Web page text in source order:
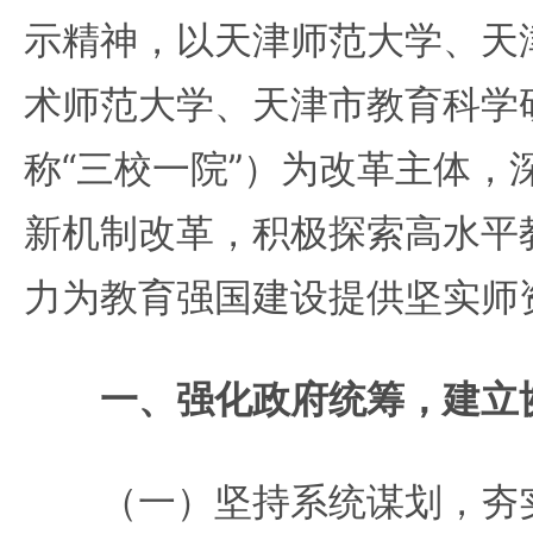
示精神，以天津师范大学、
术师范大学、天津市教育科
称“三校一院”）为改革主体，
新机制改革，积极探索高水
力为教育强国建设提供坚实师
一、强化政府统筹，建
（一）坚持系统谋划，夯